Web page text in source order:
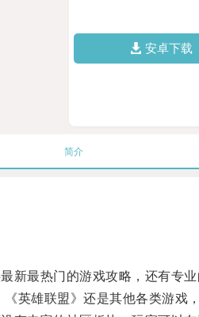
安卓下载
简介
最热门的游戏攻略，还有专业
雄联盟》还是其他各类游戏，